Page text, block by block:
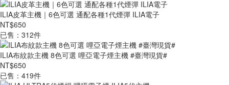
ILIA皮革主機｜6色可選 通配各種1代煙彈 ILIA電子
NT$650
已售：312件
ILIA布紋款主機 8色可選 哩亞電子煙主機 #臺灣現貨#
NT$650
已售：419件